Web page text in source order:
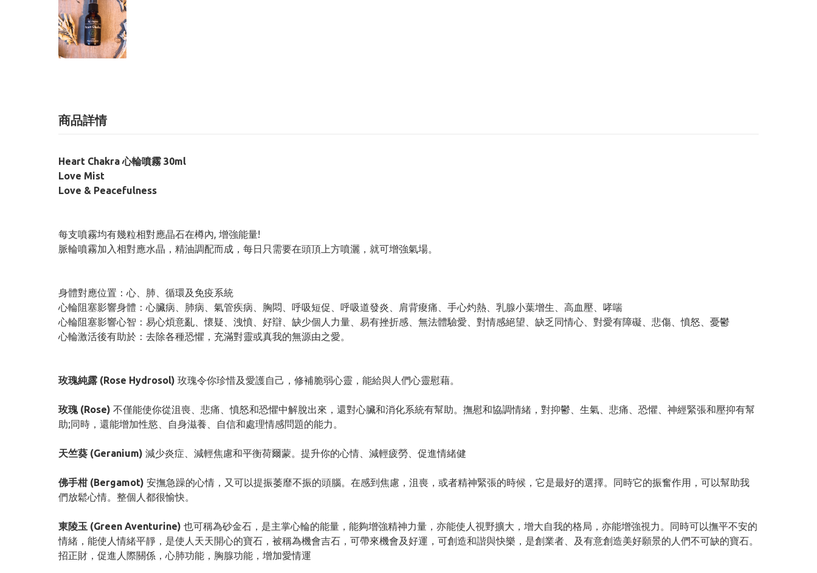
商品詳情
Heart Chakra 心輪噴霧 30ml
Love Mist
Love & Peacefulness
每支噴霧均有幾粒相對應晶石在樽內, 增強能量!
脈輪噴霧加入相對應水晶，精油調配而成，每日只需要在頭頂上方噴灑，就可增強氣場。
身體對應位置：心、肺、循環及免疫系統
心輪阻塞影響身體：心臟病、肺病、氣管疾病、胸悶、呼吸短促、呼吸道發炎、肩背痠痛、手心灼熱、乳腺小葉增生、高血壓、哮喘
心輪阻塞影響心智：易心煩意亂、懷疑、洩憤、好辯、缺少個人力量、易有挫折感、無法體驗愛、對情感絕望、缺乏同情心、對愛有障礙、悲傷、憤怒、憂鬱
心輪激活後有助於：去除各種恐懼，充滿對靈或真我的無源由之愛。
玫瑰純露 (Rose Hydrosol) 玫瑰令你珍惜及愛護自己，修補脆弱心靈，能給與人們心靈慰藉。
玫瑰 (Rose) 不僅能使你從沮喪、悲痛、憤怒和恐懼中解脫出來，還對心臟和消化系統有幫助。撫慰和協調情緒，對抑鬱、生氣、悲痛、恐懼、神經緊張和壓抑有幫
助;同時，還能增加性慾、自身滋養、自信和處理情感問題的能力。
天竺葵 (Geranium) 減少炎症、減輕焦慮和平衡荷爾蒙。提升你的心情、減輕疲勞、促進情緒健
佛手柑 (Bergamot) 安撫急躁的心情，又可以提振萎靡不振的頭腦。在感到焦慮，沮喪，或者精神緊張的時候，它是最好的選擇。同時它的振奮作用，可以幫助我
們放鬆心情。整個人都很愉快。
東陵玉 (Green Aventurine) 也可稱為砂金石，是主掌心輪的能量，能夠增強精神力量，亦能使人視野擴大，增大自我的格局，亦能增強視力。同時可以撫平不安的
情緒，能使人情緒平靜，是使人天天開心的寶石，被稱為機會吉石，可帶來機會及好運，可創造和諧與快樂，是創業者、及有意創造美好願景的人們不可缺的寶石。
招正財，促進人際關係，心肺功能，胸腺功能，增加愛情運